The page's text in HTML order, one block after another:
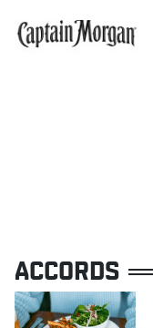
ACCORDS